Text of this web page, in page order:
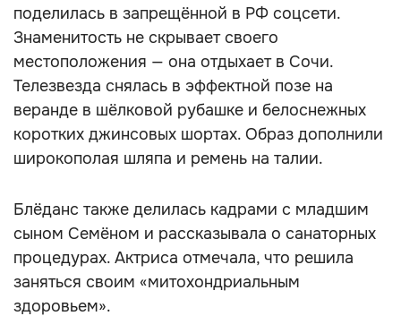
поделилась в запрещённой в РФ соцсети.
Знаменитость не скрывает своего
местоположения — она отдыхает в Сочи.
Телезвезда снялась в эффектной позе на
веранде в шёлковой рубашке и белоснежных
коротких джинсовых шортах. Образ дополнили
широкополая шляпа и ремень на талии.
Блёданс также делилась кадрами с младшим
сыном Семёном и рассказывала о санаторных
процедурах. Актриса отмечала, что решила
заняться своим «митохондриальным
здоровьем».